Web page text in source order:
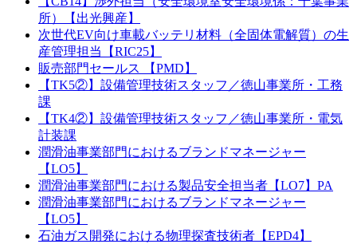
所）【出光興産】
次世代EV向け車載バッテリ材料（全固体電解質）の生
産管理担当【RIC25】
販売部門セールス 【PMD】
【TK5②】設備管理技術スタッフ／徳山事業所・工務
課
【TK4②】設備管理技術スタッフ／徳山事業所・電気
計装課
潤滑油事業部門におけるブランドマネージャー
【LO5】
潤滑油事業部門における製品安全担当者【LO7】PA
潤滑油事業部門におけるブランドマネージャー
【LO5】
石油ガス開発における物理探査技術者【EPD4】